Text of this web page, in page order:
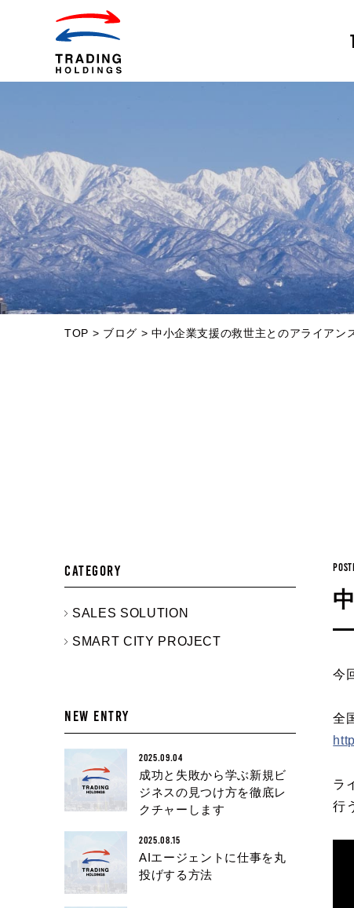
TOP > ブログ > 中小企業支援の救世主とのアライアン
今
全
ラ
行
CATEGORY
SALES SOLUTION
SMART CITY PROJECT
NEW ENTRY
2025.09.04
成功と失敗から学ぶ新規ビ
ジネスの見つけ方を徹底レ
クチャーします
2025.08.15
AIエージェントに仕事を丸
投げする方法